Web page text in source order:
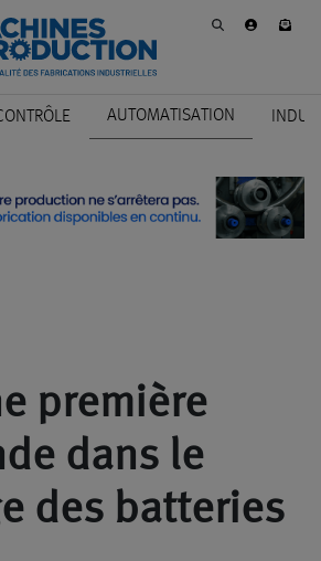
AUTOMATISATION
première
dans le
des batteries